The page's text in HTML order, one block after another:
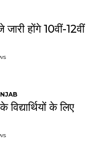
होंगे 10वीं-12वीं
के लिए